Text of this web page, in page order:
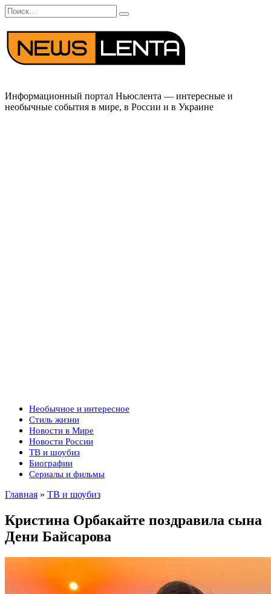
Перейти
к
содержанию
Search
for:
Информационный портал Ньюслента — интересные и
необычные события в мире, в России и в Украине
Необычное и интересное
Стиль жизни
Новости в Мире
Новости России
ТВ и шоубиз
Биографии
Сериалы и фильмы
Главная » ТВ и шоубиз
Кристина Орбакайте поздравила сына
Дени Байсарова